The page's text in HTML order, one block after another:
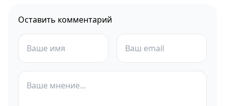
Оставить комментарий